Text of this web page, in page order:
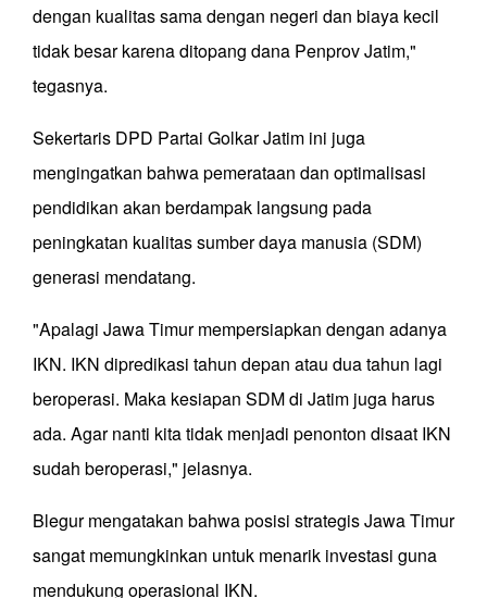
dengan kualitas sama dengan negeri dan biaya kecil
tidak besar karena ditopang dana Penprov Jatim,"
tegasnya.
Sekertaris DPD Partai Golkar Jatim ini juga
mengingatkan bahwa pemerataan dan optimalisasi
pendidikan akan berdampak langsung pada
peningkatan kualitas sumber daya manusia (SDM)
generasi mendatang.
"Apalagi Jawa Timur mempersiapkan dengan adanya
IKN. IKN dipredikasi tahun depan atau dua tahun lagi
beroperasi. Maka kesiapan SDM di Jatim juga harus
ada. Agar nanti kita tidak menjadi penonton disaat IKN
sudah beroperasi," jelasnya.
Blegur mengatakan bahwa posisi strategis Jawa Timur
sangat memungkinkan untuk menarik investasi guna
mendukung operasional IKN.